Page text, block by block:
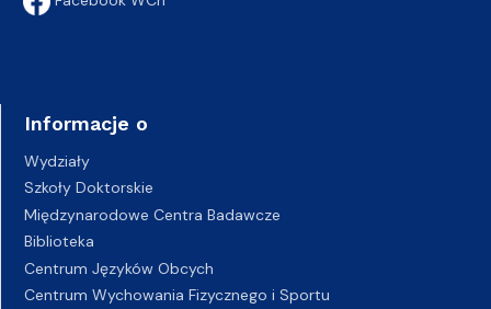
Informacje o
Wydziały
Szkoły Doktorskie
Międzynarodowe Centra Badawcze
Biblioteka
Centrum Języków Obcych
Centrum Wychowania Fizycznego i Sportu